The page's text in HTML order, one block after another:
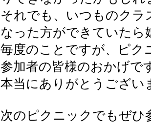
それでも、いつものクラ
なった方ができていたら
毎度のことですが、ピク
参加者の皆様のおかげで
本当にありがとうござい
次のピクニックでもぜひ